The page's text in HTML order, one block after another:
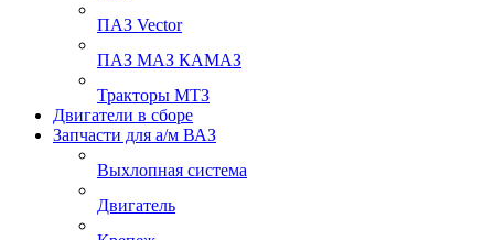
ПАЗ Vector
ПАЗ МАЗ КАМАЗ
Тракторы МТЗ
Двигатели в сборе
Запчасти для а/м ВАЗ
Выхлопная система
Двигатель